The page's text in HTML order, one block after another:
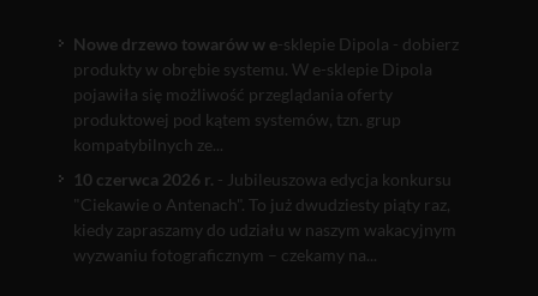
Nowe drzewo towarów w e-sklepie Dipola - dobierz
produkty w obrębie systemu. W e-sklepie Dipola
pojawiła się możliwość przeglądania oferty
produktowej pod kątem systemów, tzn. grup
kompatybilnych ze...
10 czerwca 2026 r. - Jubileuszowa edycja konkursu
"Ciekawie o Antenach". To już dwudziesty piąty raz,
kiedy zapraszamy do udziału w naszym wakacyjnym
wyzwaniu fotograficznym – czekamy na...